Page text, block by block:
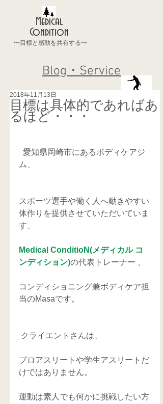
Medical
Condition
〜目標と感動を共有する〜
Blog・Service
目標は具体的であればあ
るほど・・・
2018年11月13日
ム、
スポーツ選手や働く人へ動きやすい
体作りを提供させていただいていま
す、
Medical ConditioN(メディカル コ
ンディション)の代表トレーナー 、
コンディショニング兼ボディケア担
当のMasaです。
クライエントさんは、
プロアスリートや学生アスリートだ
けではありません。
運動は素人でも何かに挑戦したい方